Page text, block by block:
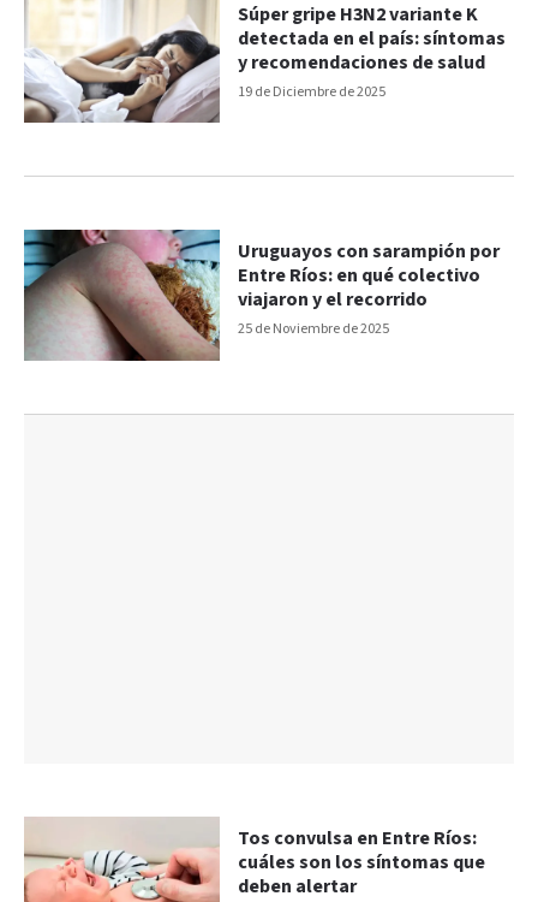
19 de Diciembre de 2025
Súper gripe H3N2 variante K
detectada en el país: síntomas
y recomendaciones de salud
25 de Noviembre de 2025
Uruguayos con sarampión por
Entre Ríos: en qué colectivo
viajaron y el recorrido
Tos convulsa en Entre Ríos:
cuáles son los síntomas que
deben alertar